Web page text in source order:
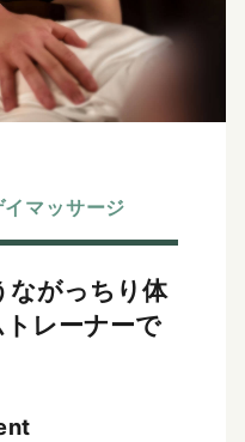
イマッサージ
ながっちり体
レーナーで